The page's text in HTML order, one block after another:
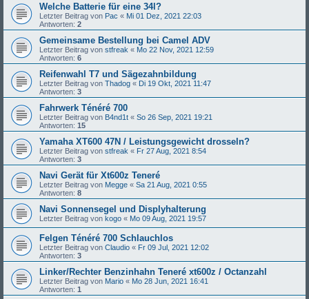
Welche Batterie für eine 34l?
Letzter Beitrag von Pac « Mi 01 Dez, 2021 22:03
Antworten: 2
Gemeinsame Bestellung bei Camel ADV
Letzter Beitrag von stfreak « Mo 22 Nov, 2021 12:59
Antworten: 6
Reifenwahl T7 und Sägezahnbildung
Letzter Beitrag von Thadog « Di 19 Okt, 2021 11:47
Antworten: 3
Fahrwerk Ténéré 700
Letzter Beitrag von B4nd1t « So 26 Sep, 2021 19:21
Antworten: 15
Yamaha XT600 47N / Leistungsgewicht drosseln?
Letzter Beitrag von stfreak « Fr 27 Aug, 2021 8:54
Antworten: 3
Navi Gerät für Xt600z Teneré
Letzter Beitrag von Megge « Sa 21 Aug, 2021 0:55
Antworten: 8
Navi Sonnensegel und Displyhalterung
Letzter Beitrag von kogo « Mo 09 Aug, 2021 19:57
Felgen Ténéré 700 Schlauchlos
Letzter Beitrag von Claudio « Fr 09 Jul, 2021 12:02
Antworten: 3
Linker/Rechter Benzinhahn Teneré xt600z / Octanzahl
Letzter Beitrag von Mario « Mo 28 Jun, 2021 16:41
Antworten: 1